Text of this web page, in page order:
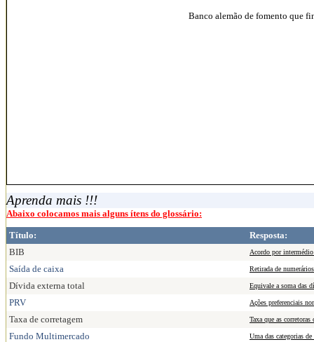
Banco alemão de fomento que
Aprenda mais !!!
Abaixo colocamos mais alguns ítens do glossário:
Título:
Resposta:
BIB
Acordo por
Saída de caixa Retirada de
Dívida externa total Equivale a soma das
PRV Ações preferenciais
Taxa de corretagem Taxa que as
Fundo Multimercado Uma das categorias